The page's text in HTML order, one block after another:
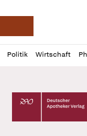
Deutsche
Politik Wirtschaft
Profil
öffnen
Daz
Pur
Deutscher